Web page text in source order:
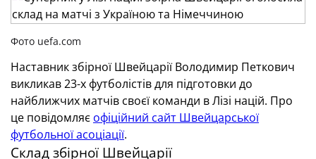
Фото uefa.com
Наставник збірної Швейцарії Володимир Петкович
викликав 23-х футболістів для підготовки до
найближчих матчів своєї команди в Лізі націй. Про
це повідомляє офіційний сайт Швейцарської
футбольної асоціації.
Склад збірної Швейцарії